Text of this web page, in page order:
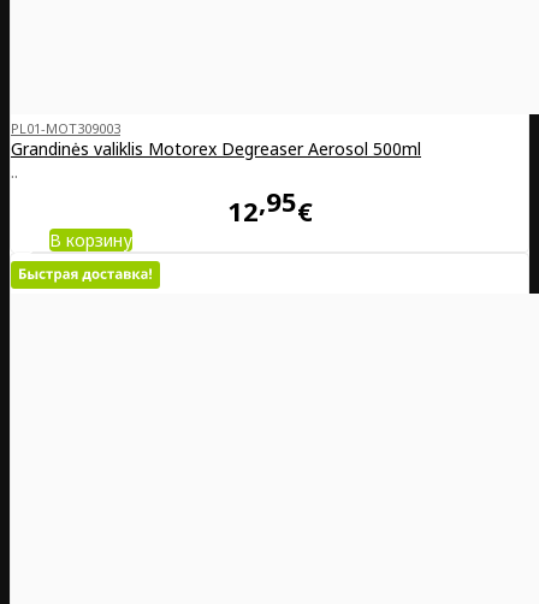
PL01-MOT309003
Grandinės valiklis Motorex Degreaser Aerosol 500ml
..
12 95€
В корзину